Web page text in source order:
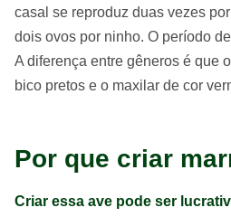
casal se reproduz duas vezes
dois ovos por ninho. O período
A diferença entre gêneros é que
bico pretos e o maxilar de cor
Por que criar
Criar essa ave pode ser